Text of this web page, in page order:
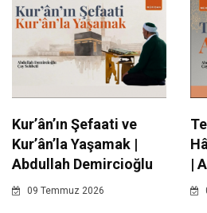
Kur’ân’ın Şefaati ve
Kur’ân’la Yaşamak |
Abdullah Demircioğlu
09 Temmuz 2026
|